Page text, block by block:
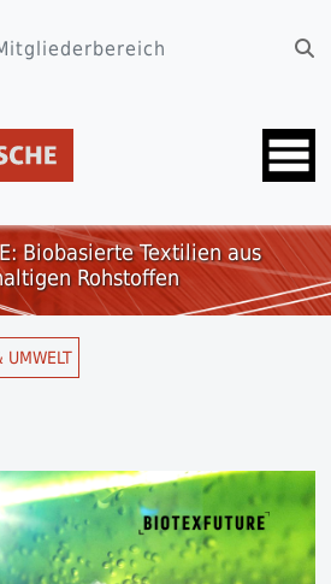
Biobasierte Textilien aus
Rohstoffen
UMWELT